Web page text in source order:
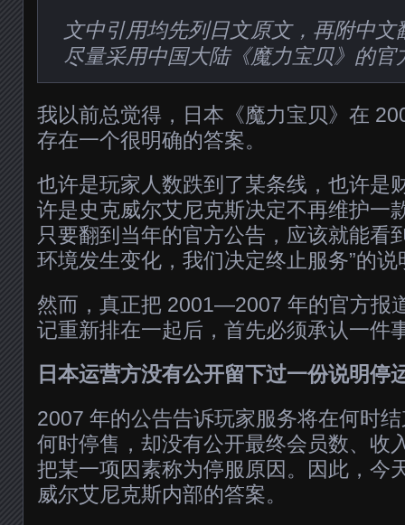
文中引用均先列日文原文，再附中
尽量采用中国大陆《魔力宝贝》的官
我以前总觉得，日本《魔力宝贝》在
存在一个很明确的答案。
也许是玩家人数跌到了某条线，也许是
许是史克威尔艾尼克斯决定不再维护一
只要翻到当年的官方公告，应该就能看
环境发生变化，我们决定终止服务”的说
然而，真正把 2001—2007 年的官方报
记重新排在一起后，首先必须承认一件
日本运营方没有公开留下过一份说明停
2007 年的公告告诉玩家服务将在何时
何时停售，却没有公开最终会员数、收
把某一项因素称为停服原因。因此，今
威尔艾尼克斯内部的答案。